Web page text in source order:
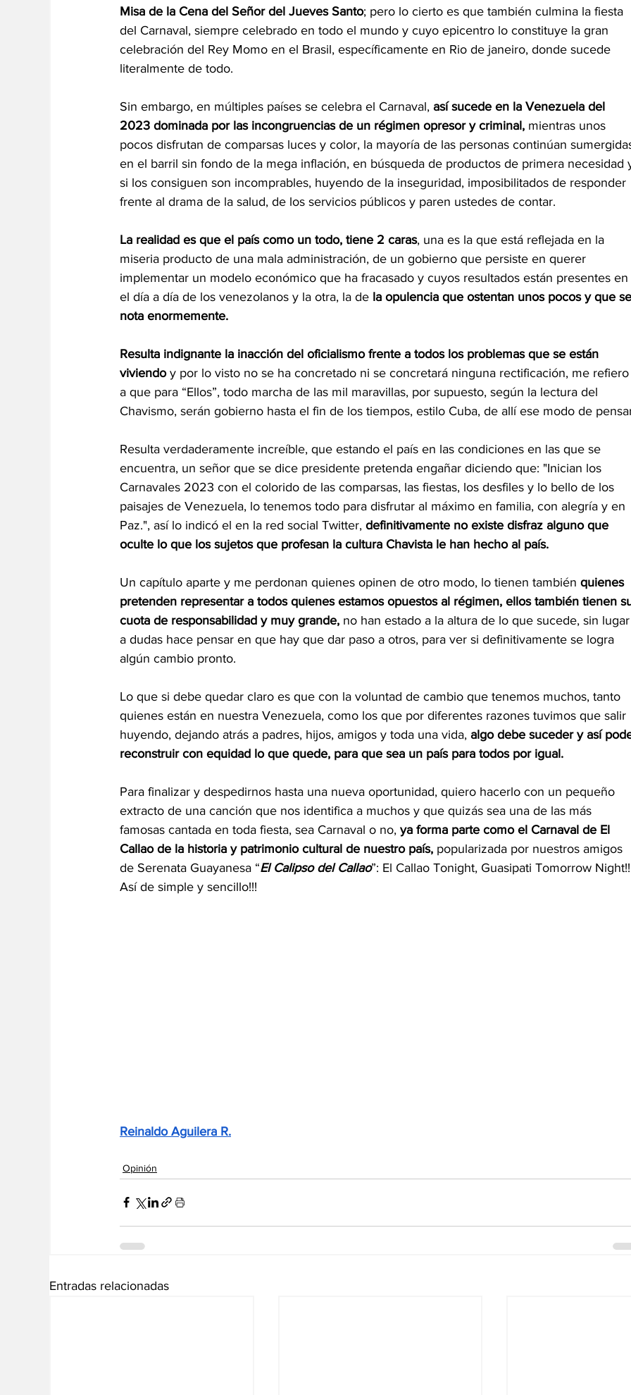
Misa de la Cena del Señor del Jueves Santo; pero lo cierto es que también culmina la fiesta
del Carnaval, siempre celebrado en todo el mundo y cuyo epicentro lo constituye la gran
celebración del Rey Momo en el Brasil, específicamente en Rio de janeiro, donde sucede
literalmente de todo.
Sin embargo, en múltiples países se celebra el Carnaval, así sucede en la Venezuela del
2023 dominada por las incongruencias de un régimen opresor y criminal, mientras unos
pocos disfrutan de comparsas luces y color, la mayoría de las personas continúan
en el barril sin fondo de la mega inflación, en búsqueda de productos de primera necesidad
si los consiguen son incomprables, huyendo de la inseguridad, imposibilitados de responder
frente al drama de la salud, de los servicios públicos y paren ustedes de contar.
La realidad es que el país como un todo, tiene 2 caras, una es la que está reflejada en la
miseria producto de una mala administración, de un gobierno que persiste en querer
implementar un modelo económico que ha fracasado y cuyos resultados están presentes en
el día a día de los venezolanos y la otra, la de la opulencia que ostentan unos pocos y que
nota enormemente.
Resulta indignante la inacción del oficialismo frente a todos los problemas que se están
viviendo y por lo visto no se ha concretado ni se concretará ninguna rectificación, me
a que para “Ellos”, todo marcha de las mil maravillas, por supuesto, según la lectura del
Chavismo, serán gobierno hasta el fin de los tiempos, estilo Cuba, de allí ese modo de
Resulta verdaderamente increíble, que estando el país en las condiciones en las que se
encuentra, un señor que se dice presidente pretenda engañar diciendo que: "Inician los
Carnavales 2023 con el colorido de las comparsas, las fiestas, los desfiles y lo bello de los
paisajes de Venezuela, lo tenemos todo para disfrutar al máximo en familia, con alegría y en
Paz.", así lo indicó el en la red social Twitter, definitivamente no existe disfraz alguno que
oculte lo que los sujetos que profesan la cultura Chavista le han hecho al país.
Un capítulo aparte y me perdonan quienes opinen de otro modo, lo tienen también quienes
pretenden representar a todos quienes estamos opuestos al régimen, ellos también tienen
cuota de responsabilidad y muy grande, no han estado a la altura de lo que sucede, sin
a dudas hace pensar en que hay que dar paso a otros, para ver si definitivamente se logra
algún cambio pronto.
Lo que si debe quedar claro es que con la voluntad de cambio que tenemos muchos, tanto
quienes están en nuestra Venezuela, como los que por diferentes razones tuvimos que salir
huyendo, dejando atrás a padres, hijos, amigos y toda una vida, algo debe suceder y así
reconstruir con equidad lo que quede, para que sea un país para todos por igual.
Para finalizar y despedirnos hasta una nueva oportunidad, quiero hacerlo con un pequeño
extracto de una canción que nos identifica a muchos y que quizás sea una de las más
famosas cantada en toda fiesta, sea Carnaval o no, ya forma parte como el Carnaval de El
Callao de la historia y patrimonio cultural de nuestro país, popularizada por nuestros amigos
de Serenata Guayanesa “El Calipso del Callao”: El Callao Tonight, Guasipati Tomorrow
Así de simple y sencillo!!!
Reinaldo Aguilera R.
Opinión
Entradas relacionadas